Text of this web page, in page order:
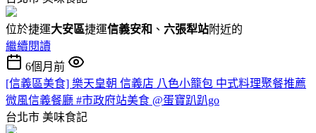
位於捷運大安區捷運信義安和 、 六張犁站附近的
繼續閱讀
6個月前
[信義區美食] 樂天皇朝 信義店 八色小籠包 中式料理聚餐推薦
微風信義餐廳 #市政府站美食 @蛋寶趴趴go
台北市 美味食記